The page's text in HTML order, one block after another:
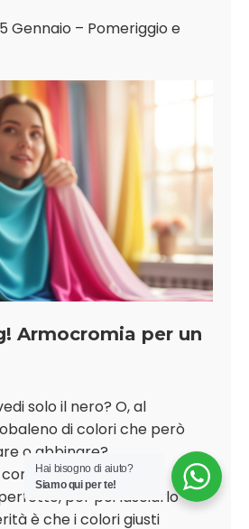
Gennaio – Pomeriggio e
Armocromia per un
solo il nero? O, al
di colori che però
o abbinare?
un vestito
per poi lasciarlo
è che i colori giusti
Hai bisogno di aiuto?
Siamo qui per te!